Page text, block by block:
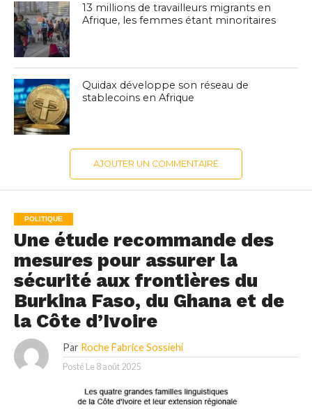
13 millions de travailleurs migrants en
Afrique, les femmes étant minoritaires
Quidax développe son réseau de
stablecoins en Afrique
AJOUTER UN COMMENTAIRE
POLITIQUE
Une étude recommande des
mesures pour assurer la
sécurité aux frontières du
Burkina Faso, du Ghana et de
la Côte d’Ivoire
Par Roche Fabrice Sossiehi
Posté Le 8 août 2025